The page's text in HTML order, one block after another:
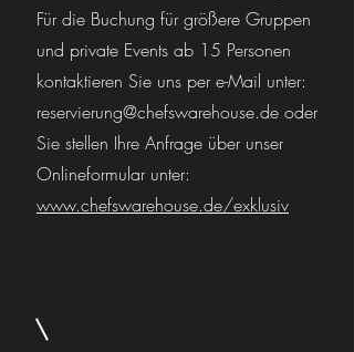
Für die Buchung für größere Gruppen
und private Events ab 15 Personen
kontaktieren Sie uns per e-Mail unter:
reservierung@chefswarehouse.de oder
Sie stellen Ihre Anfrage über unser
Onlineformular unter:
www.chefswarehouse.de/exklusiv